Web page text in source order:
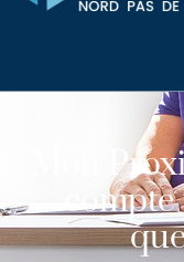
Mon
compte